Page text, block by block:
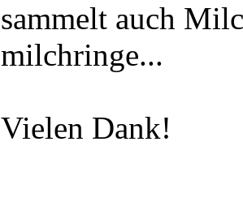
sammelt auch
milchringe...
Vielen Dank!